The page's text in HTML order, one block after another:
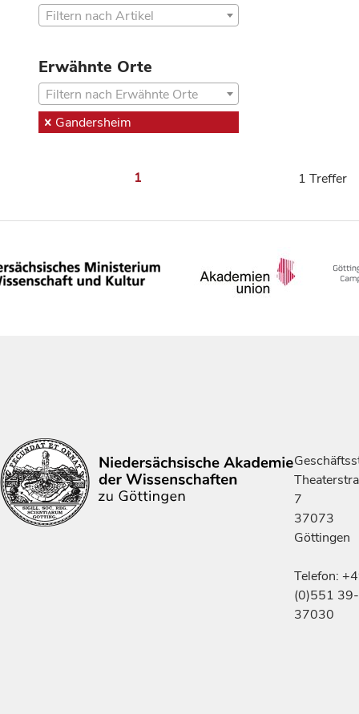
Filtern nach Artikel
Erwähnte Orte
Filtern nach Erwähnte Orte
Gandersheim
1 1 Treffer
7
37073
Göttingen
Telefon:
(0)551 39-
37030